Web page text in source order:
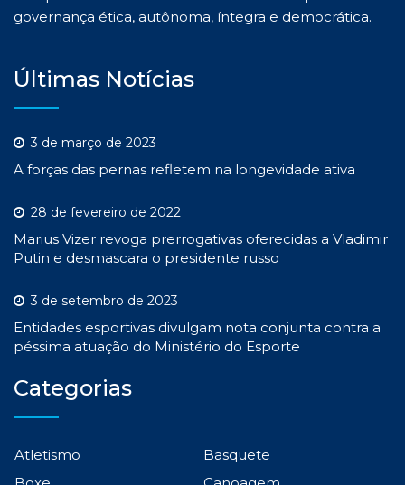
governança ética, autônoma, íntegra e democrática.
Últimas Notícias
3 de março de 2023
A forças das pernas refletem na longevidade ativa
28 de fevereiro de 2022
Marius Vizer revoga prerrogativas oferecidas a Vladimir
Putin e desmascara o presidente russo
3 de setembro de 2023
Entidades esportivas divulgam nota conjunta contra a
péssima atuação do Ministério do Esporte
Categorias
Atletismo
Basquete